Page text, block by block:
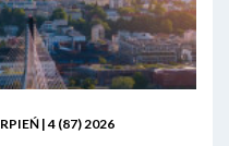
| 4 (87) 2026